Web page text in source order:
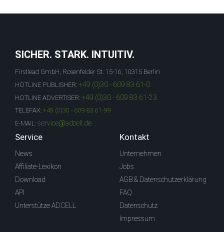
SICHER. STARK. INTUITIV.
Firstlead GmbH, Rosenfelder St. 15-16, 10315 Berlin
HOTLINE PUBLISHER: +49 (0)30 - 609 83 61-0
HOTLINE ADVERTISER: +49 (0)30 - 609 83 61-23
TELEFAX: +49 (0)30 - 609 83 61-99
E-MAIL: service@adcell.de
Service
News
Affiliate-Lexikon
Download
API
Unterstütze ADCELL
Kontakt
Unternehmen
Jobs
AGB & Datenschutzerklärung
FAQ
Datenschutz
Impressum